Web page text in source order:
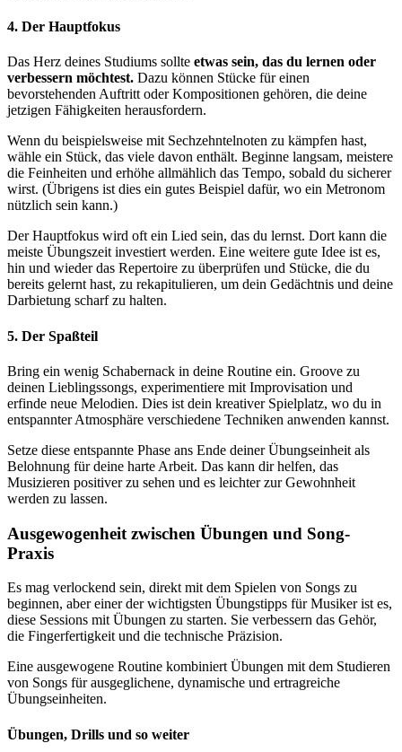
4. Der Hauptfokus
Das Herz deines Studiums sollte etwas sein, das du lernen oder
verbessern möchtest. Dazu können Stücke für einen
bevorstehenden Auftritt oder Kompositionen gehören, die deine
jetzigen Fähigkeiten herausfordern.
Wenn du beispielsweise mit Sechzehntelnoten zu kämpfen hast,
wähle ein Stück, das viele davon enthält. Beginne langsam, meistere
die Feinheiten und erhöhe allmählich das Tempo, sobald du sicherer
wirst. (Übrigens ist dies ein gutes Beispiel dafür, wo ein Metronom
nützlich sein kann.)
Der Hauptfokus wird oft ein Lied sein, das du lernst. Dort kann die
meiste Übungszeit investiert werden. Eine weitere gute Idee ist es,
hin und wieder das Repertoire zu überprüfen und Stücke, die du
bereits gelernt hast, zu rekapitulieren, um dein Gedächtnis und deine
Darbietung scharf zu halten.
5. Der Spaßteil
Bring ein wenig Schabernack in deine Routine ein. Groove zu
deinen Lieblingssongs, experimentiere mit Improvisation und
erfinde neue Melodien. Dies ist dein kreativer Spielplatz, wo du in
entspannter Atmosphäre verschiedene Techniken anwenden kannst.
Setze diese entspannte Phase ans Ende deiner Übungseinheit als
Belohnung für deine harte Arbeit. Das kann dir helfen, das
Musizieren positiver zu sehen und es leichter zur Gewohnheit
werden zu lassen.
Ausgewogenheit zwischen Übungen und Song-
Praxis
Es mag verlockend sein, direkt mit dem Spielen von Songs zu
beginnen, aber einer der wichtigsten Übungstipps für Musiker ist es,
diese Sessions mit Übungen zu starten. Sie verbessern das Gehör,
die Fingerfertigkeit und die technische Präzision.
Eine ausgewogene Routine kombiniert Übungen mit dem Studieren
von Songs für ausgeglichene, dynamische und ertragreiche
Übungseinheiten.
Übungen, Drills und so weiter